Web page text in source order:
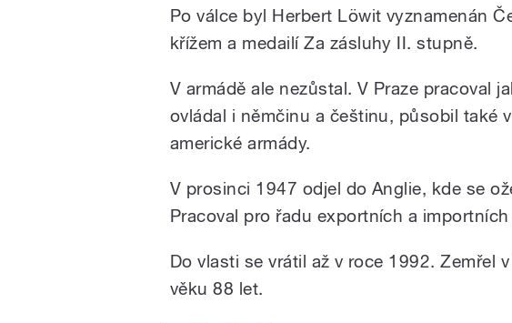
Po válce byl Herbert Löwit vyznamenán
křížem a medailí Za zásluhy II. stupně.
V armádě ale nezůstal. V Praze pracoval
ovládal i němčinu a češtinu, působil také
americké armády.
V prosinci 1947 odjel do Anglie, kde se
Pracoval pro řadu exportních a
Do vlasti se vrátil až v roce 1992. Zemřel
věku 88 let.